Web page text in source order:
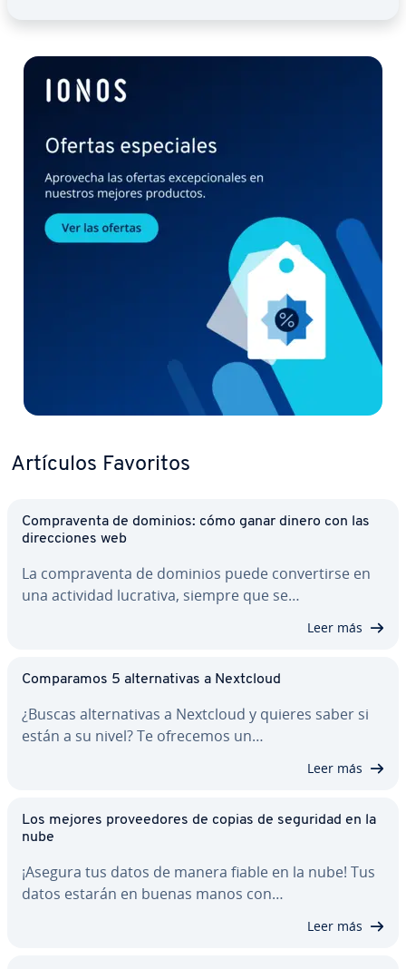
Artículos Favoritos
Co­m­pra­ve­n­ta de dominios: cómo ganar dinero con las
di­re­c­cio­nes web
La co­m­pra­ve­n­ta de dominios puede co­n­ve­r­ti­r­se en
una actividad lucrativa, siempre que se…
Leer más
Co­m­pa­ra­mos 5 al­te­r­na­ti­vas a Nextcloud
¿Buscas al­te­r­na­ti­vas a Nextcloud y quieres saber si
están a su nivel? Te ofrecemos un…
Leer más
Los mejores pro­vee­do­res de copias de seguridad en la
nube
¡Asegura tus datos de manera fiable en la nube! Tus
datos estarán en buenas manos con…
Leer más